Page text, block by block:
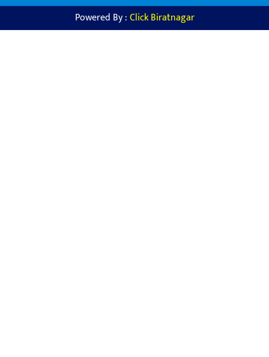
Powered By :Click Biratnagar